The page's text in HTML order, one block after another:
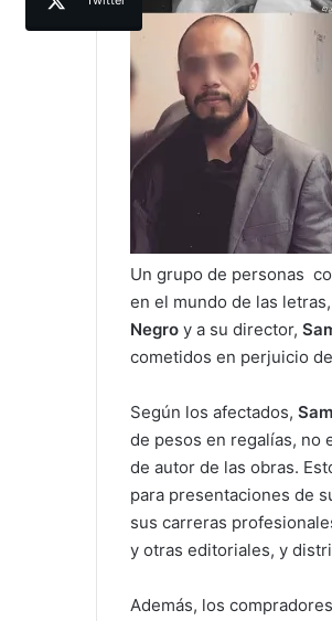
Un grupo de personas
en el mundo de las
Negro y a su director,
cometidos en perjuicio
Según los afectados,
de pesos en regalías, no
de autor de las obras.
para presentaciones de
sus carreras
y otras editoriales, y
Además, los